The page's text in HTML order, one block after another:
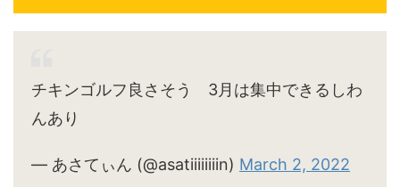
チキンゴルフ良さそう 3月は集中できるしわ
んあり
— あさてぃん (@asatiiiiiiiin) March 2, 2022